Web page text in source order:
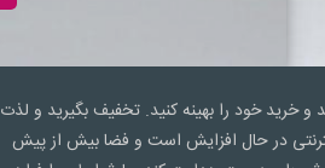
و خرید خود را بهینه کنید. تخفیف بگیرید و لذت
در حال افزایش است و فضا بیش از پیش